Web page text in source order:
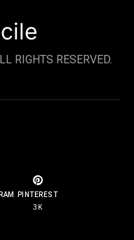
RIGHTS RESERVED.
PINTEREST
3K